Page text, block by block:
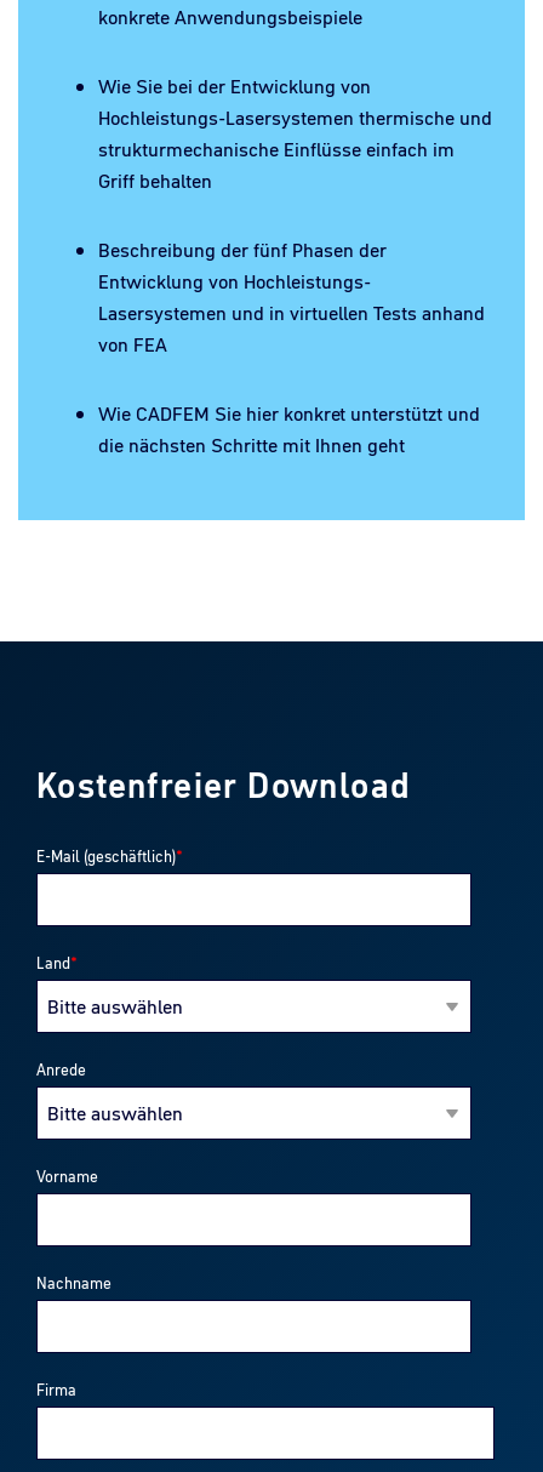
konkrete Anwendungsbeispiele
Wie Sie bei der Entwicklung von
Hochleistungs-Lasersystemen thermische und
strukturmechanische Einflüsse einfach im
Griff behalten
Beschreibung der fünf Phasen der
Entwicklung von Hochleistungs-
Lasersystemen und in virtuellen Tests anhand
von FEA
Wie CADFEM Sie hier konkret unterstützt und
die nächsten Schritte mit Ihnen geht
Kostenfreier Download
E-Mail (geschäftlich)*
Land*
Anrede
Vorname
Nachname
Firma